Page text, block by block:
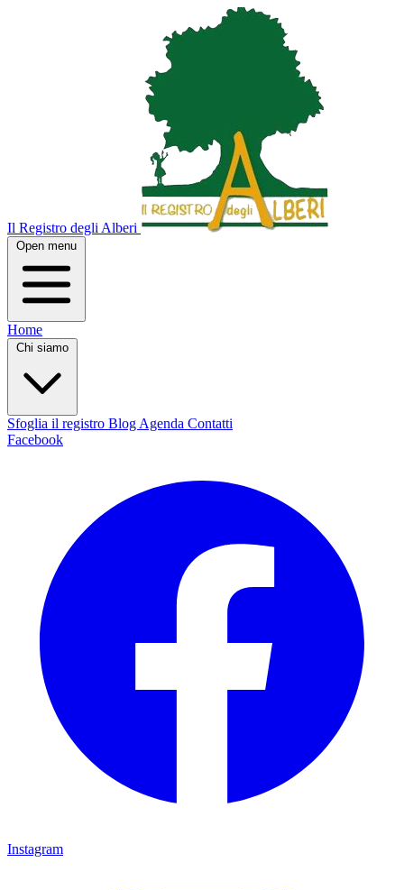
Il Registro degli Alberi
Open menu
Home
Chi siamo
Sfoglia il registro Blog Agenda Contatti
Facebook
Instagram